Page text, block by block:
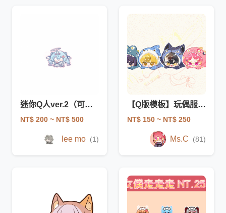
迷你Q人ver.2（可換裝）
NT$ 200 ~ NT$ 500
lee mo (1)
【Q版模板】玩偶服趴趴
NT$ 150 ~ NT$ 250
Ms.C (81)